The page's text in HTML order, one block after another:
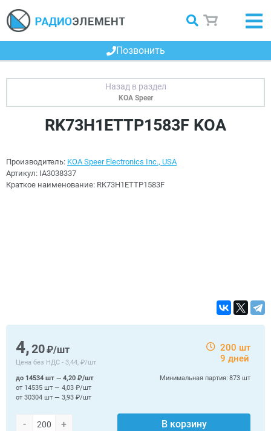
Позвонить
KOA Speer
RK73H1ETTP1583F KOA
Производитель: KOA Speer Electronics Inc., USA
Артикул: IA3038337
Краткое наименование: RK73H1ETTP1583F
4,20₽/шт
Цена без НДС - 3,44, ₽/шт
200 шт
9 дней
- + В корзину
Минимальная партия: 873 шт
до 14534 шт — 4,20 ₽/шт
от 14535 шт — 4,03 ₽/шт
от 30304 шт — 3,93 ₽/шт